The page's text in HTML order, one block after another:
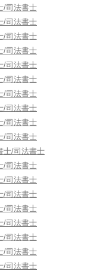
/司法書士
/司法書士
/司法書士
/司法書士
/司法書士
/司法書士
/司法書士
/司法書士
/司法書士
/司法書士
士/司法書士
/司法書士
/司法書士
/司法書士
/司法書士
/司法書士
/司法書士
/司法書士
/司法書士